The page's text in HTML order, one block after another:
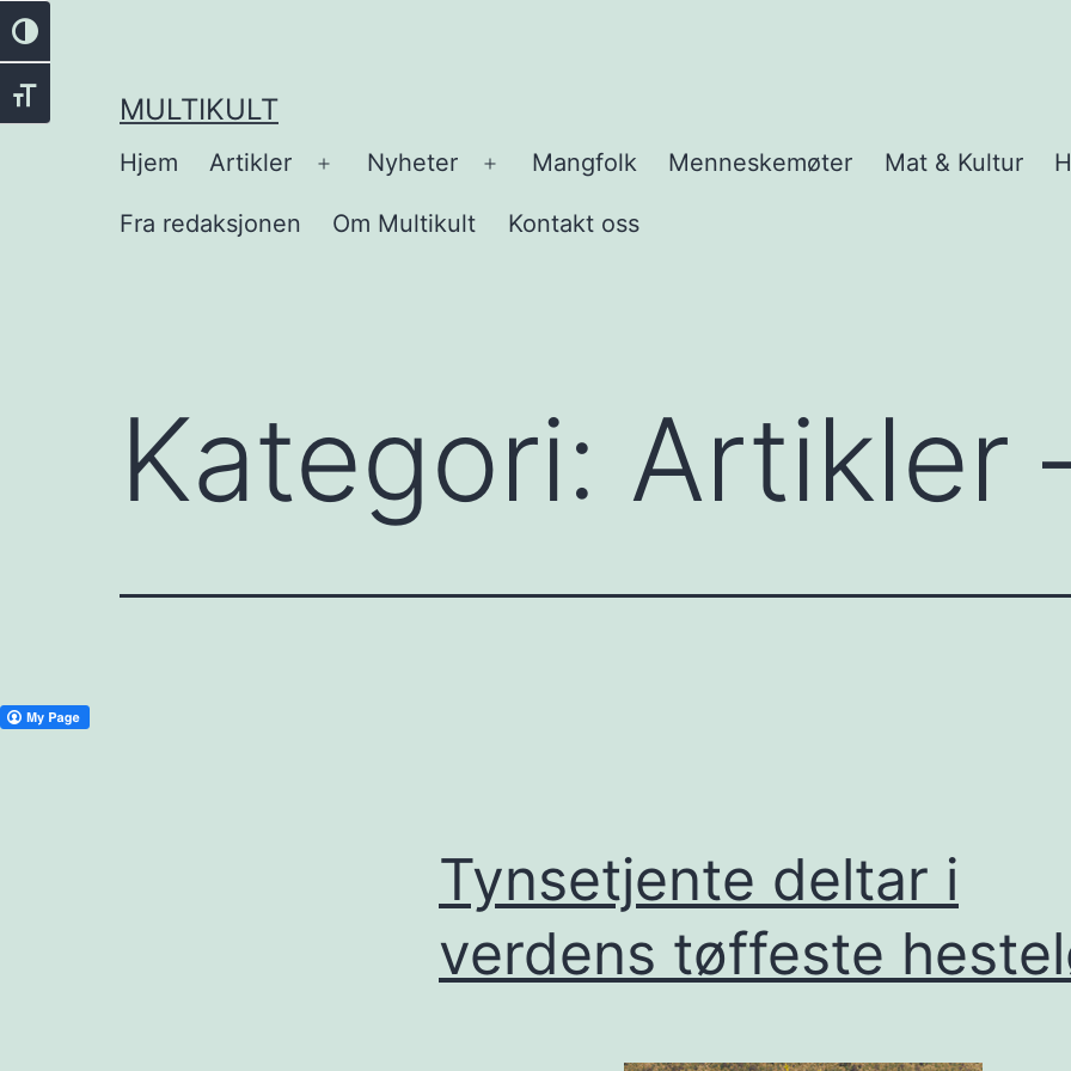
Veksle høykontrast
Veksle skriftstørrelse
Gå
til
innhold
MULTIKULT
Hjem Artikler
Åpne
meny
Nyheter
Åpne
meny
Mangfolk Menneskemøter Mat & Kultur
Fra redaksjonen Om Multikult Kontakt oss
Kategori: Artikler
Tynsetjente deltar i
verdens tøffeste